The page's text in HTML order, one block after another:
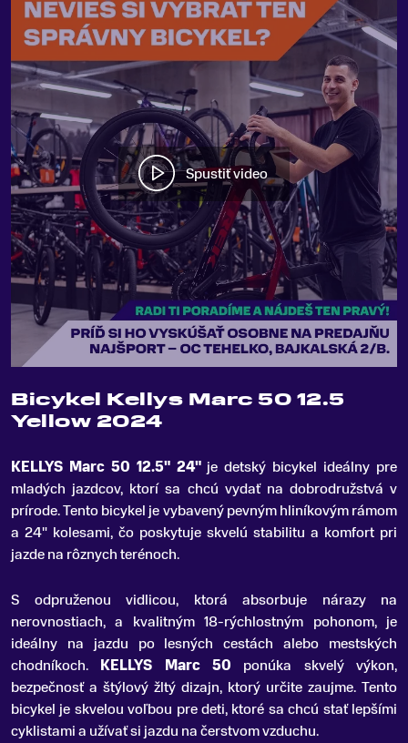
Spustiť video
Bicykel Kellys Marc 50 12.5
Yellow 2024
KELLYS Marc 50 12.5" 24"je detský bicykel ideálny pre
mladých jazdcov, ktorí sa chcú vydať na dobrodružstvá v
prírode. Tento bicykel je vybavený pevným hliníkovým rámom
a 24" kolesami, čo poskytuje skvelú stabilitu a komfort pri
jazde na rôznych terénoch.
S odpruženou vidlicou, ktorá absorbuje nárazy na
nerovnostiach, a kvalitným 18-rýchlostným pohonom, je
ideálny na jazdu po lesných cestách alebo mestských
chodníkoch. KELLYS Marc 50 ponúka skvelý výkon,
bezpečnosť a štýlový žltý dizajn, ktorý určite zaujme. Tento
bicykel je skvelou voľbou pre deti, ktoré sa chcú stať lepšími
cyklistami a užívať si jazdu na čerstvom vzduchu.